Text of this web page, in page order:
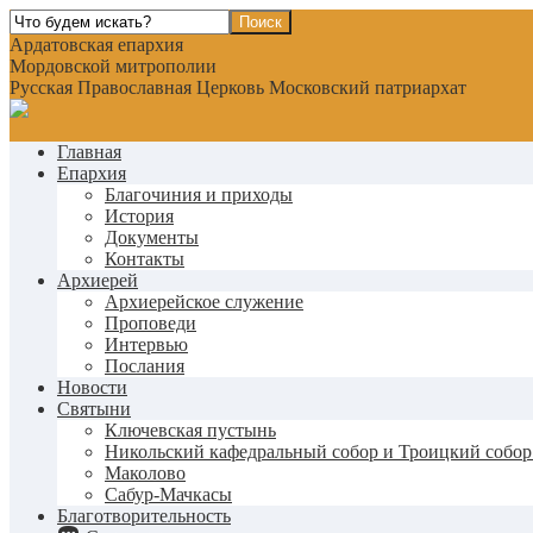
Ардатовская епархия
Мордовской митрополии
Русская Православная Церковь Московский патриархат
Главная
Епархия
Благочиния и приходы
История
Документы
Контакты
Архиерей
Архиерейское служение
Проповеди
Интервью
Послания
Новости
Святыни
Ключевская пустынь
Никольский кафедральный собор и Троицкий собор
Маколово
Сабур-Мачкасы
Благотворительность